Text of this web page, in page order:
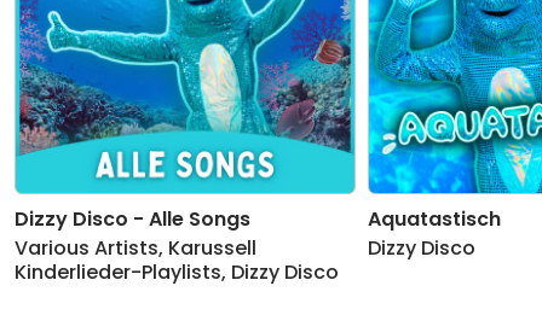
Dizzy Disco - Alle Songs
Various Artists, Karussell
Kinderlieder-Playlists, Dizzy Disco
Aquatastisch
Dizzy Disco